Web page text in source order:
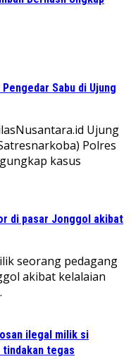
Sabu di Ujung
Ujung
Polres
kasus
di pasar Jonggol akibat
seorang pedagang
akibat kelalaian
ilegal milik si
tindakan tegas